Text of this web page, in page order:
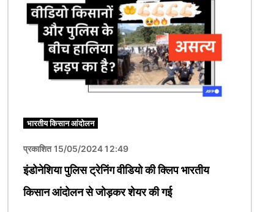
भारतीय किसान आंदोलन
प्रकाशित 15/05/2024 12:49
इंडोनेशिया पुलिस ट्रेनिंग वीडियो की क्लिप भारतीय
किसान आंदोलन से जोड़कर शेयर की गई